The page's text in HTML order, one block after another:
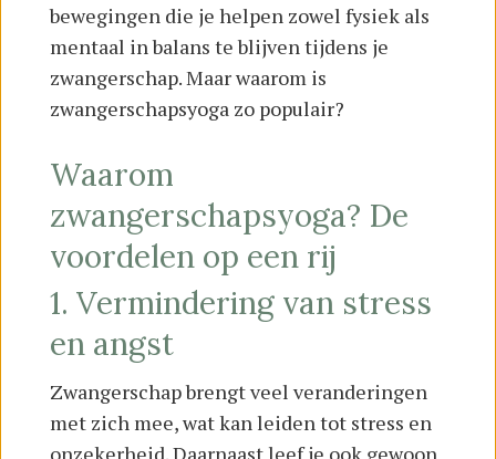
bewegingen die je helpen zowel fysiek als
mentaal in balans te blijven tijdens je
zwangerschap. Maar waarom is
zwangerschapsyoga zo populair?
Waarom
zwangerschapsyoga? De
voordelen op een rij
1. Vermindering van stress
en angst
Zwangerschap brengt veel veranderingen
met zich mee, wat kan leiden tot stress en